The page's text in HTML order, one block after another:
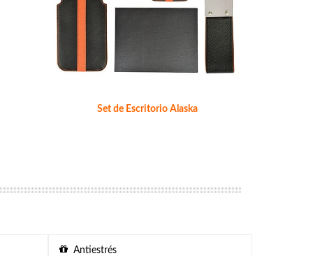
Set de Escritorio Alaska
Antiestrés